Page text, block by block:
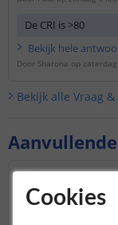
De CRI is >80
Bekijk hele
Door Sharona op
Bekijk alle Vraag
Cookies